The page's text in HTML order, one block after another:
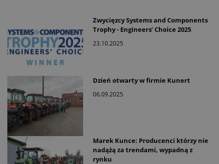
Zwycięzcy Systems and Components
Trophy - Engineers’ Choice 2025
23.10.2025
Dzień otwarty w firmie Kunert
06.09.2025
Marek Kunce: Producenci którzy nie
nadążą za trendami, wypadną z
rynku